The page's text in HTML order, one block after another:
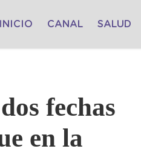
INICIO CANAL SALUD
fechas
en la